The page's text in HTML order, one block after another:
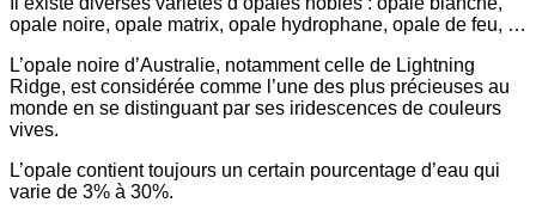
opale noire, opale matrix, opale hydrophane, opale de feu, …
L’opale noire d’Australie, notamment celle de Lightning
Ridge, est considérée comme l’une des plus précieuses au
monde en se distinguant par ses iridescences de couleurs
vives.
L’opale contient toujours un certain pourcentage d’eau qui
varie de 3% à 30%.